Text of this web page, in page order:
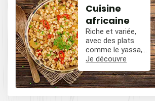
Cuisine
africaine
Riche et variée,
avec des plats
comme le yassa,
le poulet mafé, et
épicées avec du
poivre, du cumin,
et des piments.
Je découvre